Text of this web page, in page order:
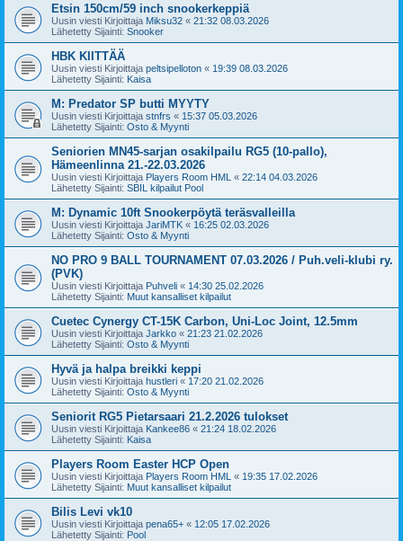
Etsin 150cm/59 inch snookerkeppiä
Uusin viesti Kirjoittaja Miksu32 « 21:32 08.03.2026
Lähetetty Sijainti: Snooker
HBK KIITTÄÄ
Uusin viesti Kirjoittaja peltsipelloton « 19:39 08.03.2026
Lähetetty Sijainti: Kaisa
M: Predator SP butti MYYTY
Uusin viesti Kirjoittaja stnfrs « 15:37 05.03.2026
Lähetetty Sijainti: Osto & Myynti
Seniorien MN45-sarjan osakilpailu RG5 (10-pallo),
Hämeenlinna 21.-22.03.2026
Uusin viesti Kirjoittaja Players Room HML « 22:14 04.03.2026
Lähetetty Sijainti: SBIL kilpailut Pool
M: Dynamic 10ft Snookerpöytä teräsvalleilla
Uusin viesti Kirjoittaja JariMTK « 16:25 02.03.2026
Lähetetty Sijainti: Osto & Myynti
NO PRO 9 BALL TOURNAMENT 07.03.2026 / Puh.veli-klubi ry.
(PVK)
Uusin viesti Kirjoittaja Puhveli « 14:30 25.02.2026
Lähetetty Sijainti: Muut kansalliset kilpailut
Cuetec Cynergy CT-15K Carbon, Uni-Loc Joint, 12.5mm
Uusin viesti Kirjoittaja Jarkko « 21:23 21.02.2026
Lähetetty Sijainti: Osto & Myynti
Hyvä ja halpa breikki keppi
Uusin viesti Kirjoittaja hustleri « 17:20 21.02.2026
Lähetetty Sijainti: Osto & Myynti
Seniorit RG5 Pietarsaari 21.2.2026 tulokset
Uusin viesti Kirjoittaja Kankee86 « 21:24 18.02.2026
Lähetetty Sijainti: Kaisa
Players Room Easter HCP Open
Uusin viesti Kirjoittaja Players Room HML « 19:35 17.02.2026
Lähetetty Sijainti: Muut kansalliset kilpailut
Bilis Levi vk10
Uusin viesti Kirjoittaja pena65+ « 12:05 17.02.2026
Lähetetty Sijainti: Pool